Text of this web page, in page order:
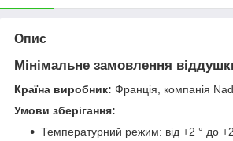
Опис
Мінімальне замовлення
Країна виробник: Франція, компанія
Умови зберігання:
Температурний режим: від +2 ° до